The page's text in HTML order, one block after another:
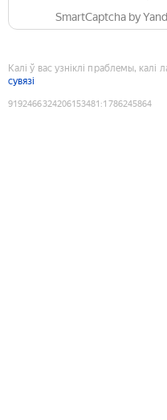
SmartCaptcha by
Калі ў вас узніклі праблемы, калі
сувязі
9192466324206153481 :1786245864